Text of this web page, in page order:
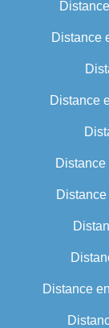
Distance
Distance
Distance
Distance